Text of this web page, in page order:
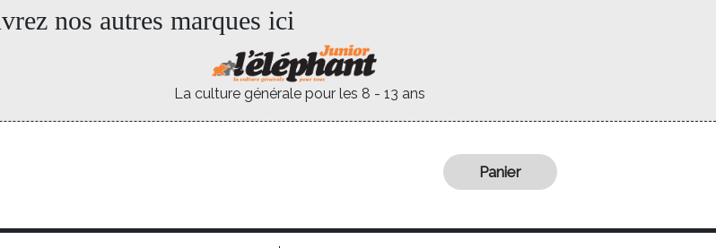
nos autres marques ici
La culture générale pour les 8 - 13 ans
Panier